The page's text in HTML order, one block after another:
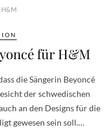
H&M
für H&M
die Sängerin Beyoncé
der schwedischen
an den Designs für die
gewesen sein soll.…